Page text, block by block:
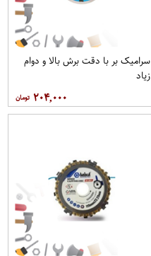
سرامیک بر با دقت برش بالا و دوام
زیاد
۲۰۴,۰۰۰